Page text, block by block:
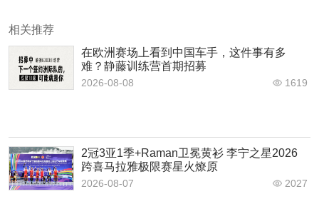
相关推荐
在欧洲赛场上看到中国车手，这件事有多
难？静藤训练营首期招募
2026-08-08 1619
2冠3亚1季+Raman卫冕黄衫 李宁之星2026
跨喜马拉雅极限赛星火燎原
2026-08-07 2027